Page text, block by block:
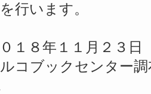
行います。
８年１１月２３日
ブックセンター